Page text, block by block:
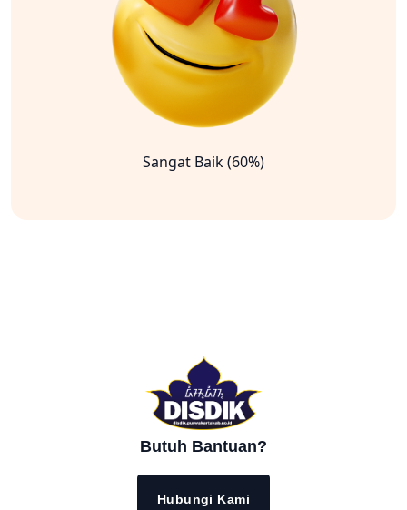
Sangat Baik (60%)
Butuh Bantuan?
Hubungi Kami